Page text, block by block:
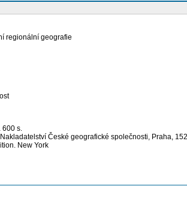
regionální geografie
600 s.
České geografické společnosti, Praha,
New York